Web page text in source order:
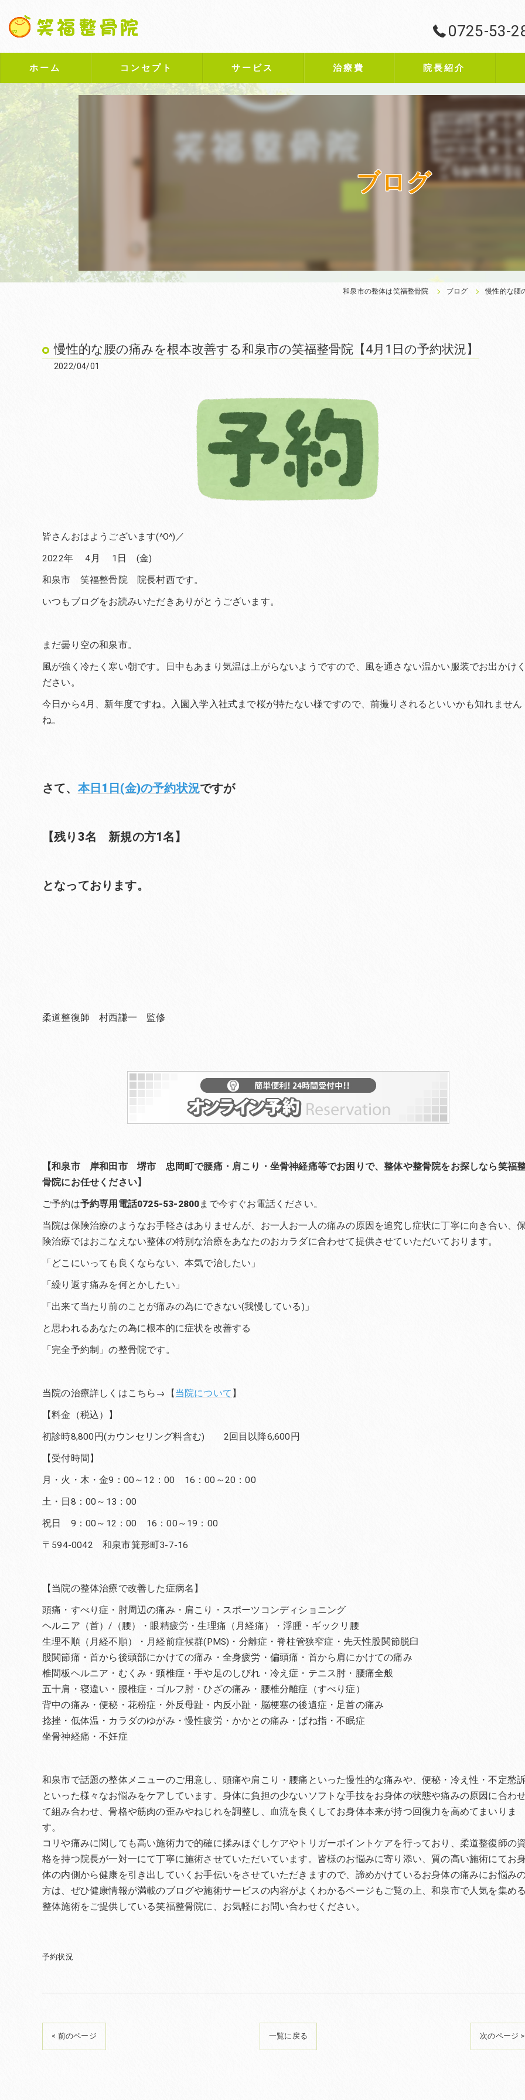
0725-53-
ホーム コンセプト サービス 治療費 院長紹介
ブログ
和泉市の整体は笑福整骨院 ブログ 慢性的な腰
慢性的な腰の痛みを根本改善する和泉市の笑福整骨院【4月1日の予約状況】
2022/04/01
皆さんおはようございます(^O^)／
2022年 4月 1日 (金)
和泉市 笑福整骨院 院長村西です。
いつもブログをお読みいただきありがとうございます。
まだ曇り空の和泉市。
風が強く冷たく寒い朝です。日中もあまり気温は上がらないようですので、風を通さない温かい服装でお出かけ
ださい。
今日から4月、新年度ですね。入園入学入社式まで桜が持たない様ですので、前撮りされるといいかも知れません
ね。
さて、 本日1日(金)の予約状況ですが
【残り3名 新規の方1名】
となっております。
柔道整復師 村西謙一 監修
【和泉市 岸和田市 堺市 忠岡町で腰痛・肩こり・坐骨神経痛等でお困りで、整体や整骨院をお探しなら笑福
骨院にお任せください】
ご予約は予約専用電話0725-53-2800まで今すぐお電話ください。
当院は保険治療のようなお手軽さはありませんが、お一人お一人の痛みの原因を追究し症状に丁寧に向き合い、
険治療ではおこなえない整体の特別な治療をあなたのおカラダに合わせて提供させていただいております。
「どこにいっても良くならない、本気で治したい」
「繰り返す痛みを何とかしたい」
「出来て当たり前のことが痛みの為にできない(我慢している)」
と思われるあなたの為に根本的に症状を改善する
「完全予約制」の整骨院です。
当院の治療詳しくはこちら→【 当院について 】
【料金（税込）】
初診時8,800円(カウンセリング料含む) 2回目以降6,600円
【受付時間】
月・火・木・金9：00～12：00 16：00～20：00
土・日8：00～13：00
祝日 9：00～12：00 16：00～19：00
〒594-0042 和泉市箕形町3-7-16
【当院の整体治療で改善した症病名】
頭痛・すべり症・肘周辺の痛み・肩こり・スポーツコンディショニング
ヘルニア（首）/（腰）・眼精疲労・生理痛（月経痛）・浮腫・ギックリ腰
生理不順（月経不順）・月経前症候群(PMS)・分離症・脊柱管狭窄症・先天性股関節脱臼
股関節痛・首から後頭部にかけての痛み・全身疲労・偏頭痛・首から肩にかけての痛み
椎間板ヘルニア・むくみ・頸椎症・手や足のしびれ・冷え症・テニス肘・腰痛全般
五十肩・寝違い・腰椎症・ゴルフ肘・ひざの痛み・腰椎分離症（すべり症）
背中の痛み・便秘・花粉症・外反母趾・内反小趾・脳梗塞の後遺症・足首の痛み
捻挫・低体温・カラダのゆがみ・慢性疲労・かかとの痛み・ばね指・不眠症
坐骨神経痛・不妊症
和泉市で話題の整体メニューのご用意し、頭痛や肩こり・腰痛といった慢性的な痛みや、便秘・冷え性・不定愁
といった様々なお悩みをケアしています。身体に負担の少ないソフトな手技をお身体の状態や痛みの原因に合わ
て組み合わせ、骨格や筋肉の歪みやねじれを調整し、血流を良くしてお身体本来が持つ回復力を高めてまいりま
す。
コリや痛みに関しても高い施術力で的確に揉みほぐしケアやトリガーポイントケアを行っており、柔道整復師の
格を持つ院長が一対一にて丁寧に施術させていただいています。皆様のお悩みに寄り添い、質の高い施術にてお
体の内側から健康を引き出していくお手伝いをさせていただきますので、諦めかけているお身体の痛みにお悩み
方は、ぜひ健康情報が満載のブログや施術サービスの内容がよくわかるページもご覧の上、和泉市で人気を集め
整体施術をご提供している笑福整骨院に、お気軽にお問い合わせください。
予約状況
< 前のページ 一覧に戻る 次のページ >